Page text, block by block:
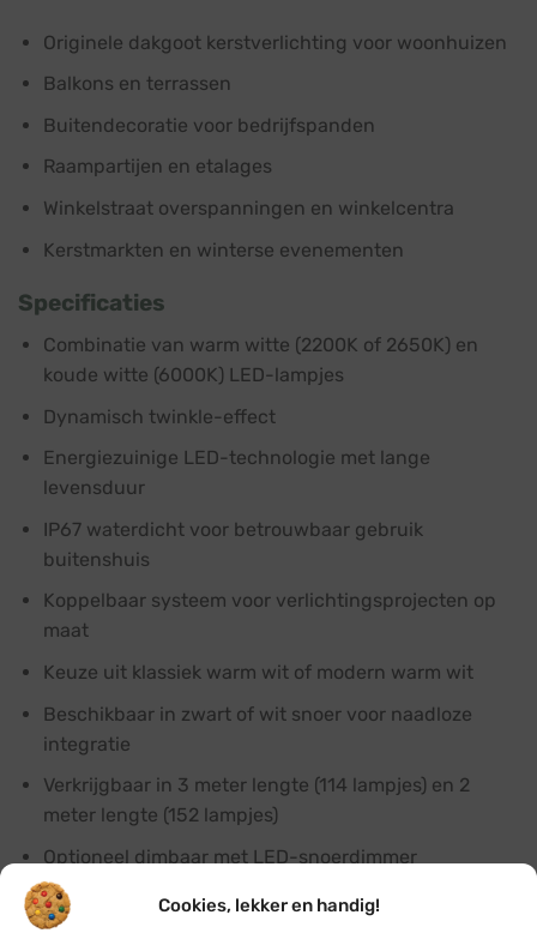
Cookies, lekker en handig!
Originele dakgoot kerstverlichting voor woonhuizen
Balkons en terrassen
Buitendecoratie voor bedrijfspanden
Raampartijen en etalages
Winkelstraat overspanningen en winkelcentra
Kerstmarkten en winterse evenementen
Specificaties
Combinatie van warm witte (2200K of 2650K) en
koude witte (6000K) LED-lampjes
Dynamisch twinkle-effect
Energiezuinige LED-technologie met lange
levensduur
IP67 waterdicht voor betrouwbaar gebruik
buitenshuis
Koppelbaar systeem voor verlichtingsprojecten op
maat
Keuze uit klassiek warm wit of modern warm wit
Beschikbaar in zwart of wit snoer voor naadloze
integratie
Verkrijgbaar in 3 meter lengte (114 lampjes) en 2
meter lengte (152 lampjes)
Optioneel dimbaar met LED-snoerdimmer
Veelgestelde vragen